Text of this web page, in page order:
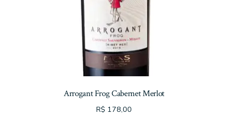
Arrogant Frog Cabernet Merlot
R$ 178,00